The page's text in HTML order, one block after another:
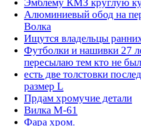
Эмблему КМЗ круглую
Алюминиевый обод на
Волка
Ищутся владельцы
Футболки и нашивки 27
пересылаю тем кто не
есть две толстовки
размер L
Прдам хромучие детали
Вилка М-61
Фара хром.